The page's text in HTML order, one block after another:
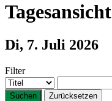
Tagesansicht
Di, 7. Juli 2026
Filter
Suchen Zurücksetzen